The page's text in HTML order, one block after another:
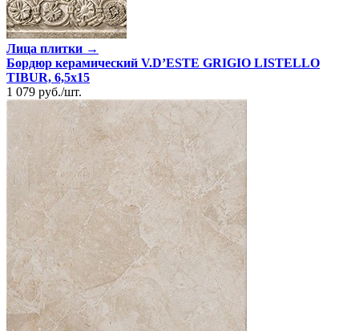
Лица плитки →
Бордюр керамический V.D’ESTE GRIGIO LISTELLO
TIBUR, 6,5x15
1 079 руб./шт.